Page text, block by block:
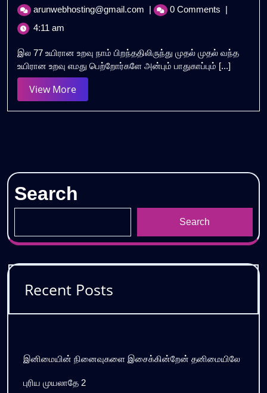
2026
arunwebhosting@gmail.com உயிரான
உறவு
| 0 Comments |
4:11 am
இல 77 உயிரான உறவு நாம் பிறந்ததிலிருந்து முதல் முதல் வந்த
உயிரான உறவு எமது பெற்றோர்களே அன்பும் பாதுகாப்பும் [...]
View MoreView
More
Search
Search
Recent Posts
இனிமையின் நினைவுகளை இசைக்கின்றேன் தனிமையிலே
புரிய முயலாதே 2